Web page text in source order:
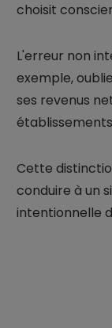
choisit
L'erreur non
exemple,
ses revenus
Cette
conduire à un
intentionnelle